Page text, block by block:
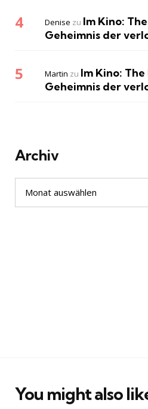
Denise zu Im Kino:
Geheimnis der
Martin zu Im Kino:
Geheimnis der
Archiv
You might also